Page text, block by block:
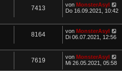
7413 von MonsterAsyl
Do 16.09.2021, 10:42
8164 von MonsterAsyl
Di 06.07.2021, 12:56
7619 von MonsterAsyl
Mi 26.05.2021, 05:58